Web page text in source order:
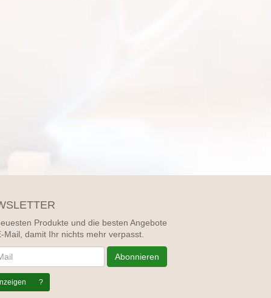
Produkte und die besten Angebote
Mail, damit Ihr nichts mehr verpasst.
Abonnieren
?